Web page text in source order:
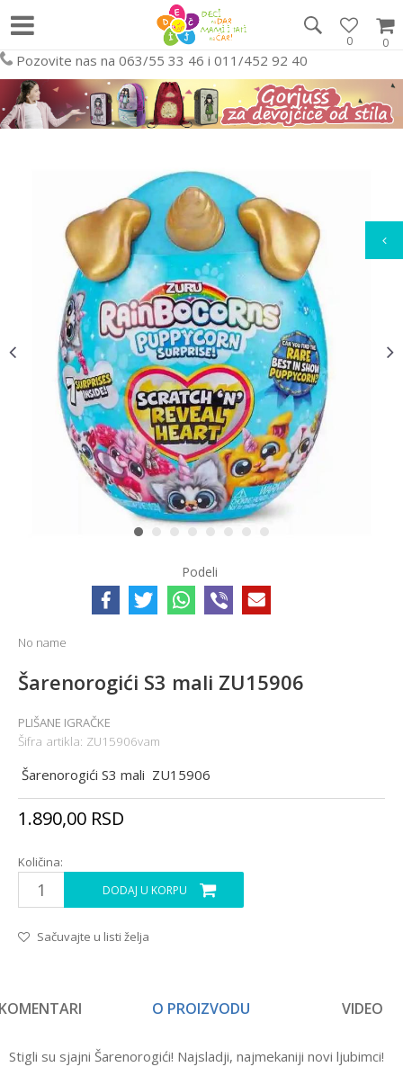
0
0
Pozovite nas na 063/55 33 46 i 011/452 92 40
1 2 3 4 5 6 7 8
Podeli
No name
Šarenorogići S3 mali ZU15906
PLIŠANE IGRAČKE
Šifra artikla: ZU15906vam
Šarenorogići S3 mali ZU15906
1.890,00 RSD
Količina:
DODAJ U KORPU
Sačuvajte u listi želja
O PROIZVODU VIDEO
Stigli su sjajni Šarenorogići! Najsladji, najmekaniji novi ljubimci!